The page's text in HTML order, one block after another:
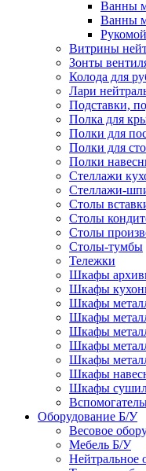
Ванны
Ванны
Витрины
Зонты
Колода для
Лари
Подставки,
Полка для
Полки для
Полки для
Полки
Стеллажи
Стеллажи-
Столы
Столы
Столы
Столы-тумбы
Тележки
Шкафы
Шкафы
Шкафы
Шкафы
Шкафы
Шкафы
Шкафы
Шкафы
Шкафы
Оборудование Б/У
Весовое
Мебель Б/У
Нейтральное